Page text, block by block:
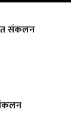
संकलन